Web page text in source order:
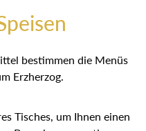
bestimmen die Menüs
Erzherzog.
Tisches, um Ihnen einen